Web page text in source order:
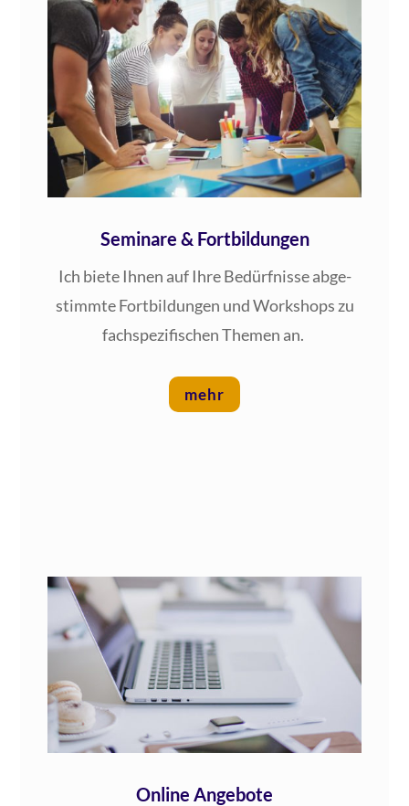
Seminare & Fortbildungen
Ich bie­te Ihnen auf Ihre Bedürf­nis­se abge­
stimm­te Fort­bil­dun­gen und Work­shops zu
fach­spe­zi­fi­schen The­men an.
mehr
Online Angebote